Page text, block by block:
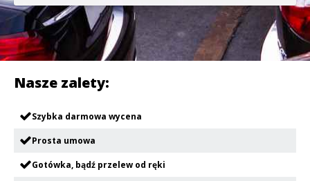
Nasze zalety:
Szybka darmowa wycena
Prosta umowa
Gotówka, bądź przelew od ręki